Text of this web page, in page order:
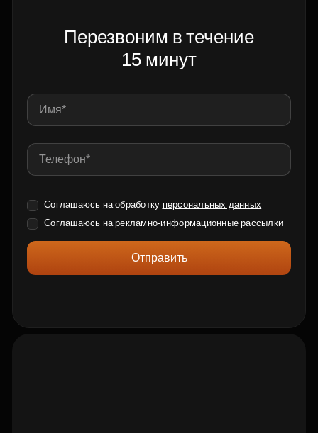
Перезвоним в течение
15 минут
Соглашаюсь на обработку персональных данных
Соглашаюсь нарекламно-информационные рассылки
Отправить